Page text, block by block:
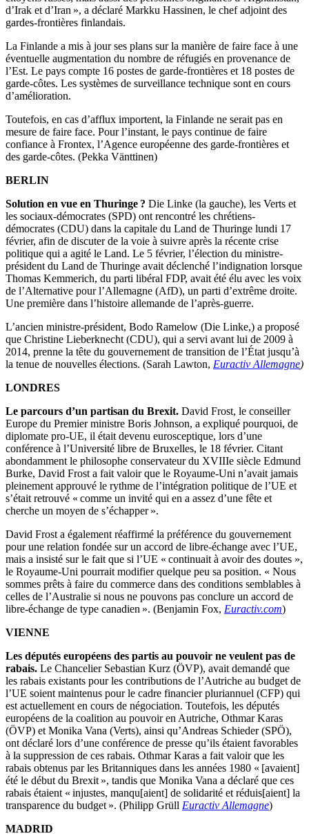
d’Irak et d’Iran », a déclaré Markku Hassinen, le chef adjoint des
gardes-frontières finlandais.
La Finlande a mis à jour ses plans sur la manière de faire face à une
éventuelle augmentation du nombre de réfugiés en provenance de
l’Est. Le pays compte 16 postes de garde-frontières et 18 postes de
garde-côtes. Les systèmes de surveillance technique sont en cours
d’amélioration.
Toutefois, en cas d’afflux importent, la Finlande ne serait pas en
mesure de faire face. Pour l’instant, le pays continue de faire
confiance à Frontex, l’Agence européenne des garde-frontières et
des garde-côtes. (Pekka Vänttinen)
BERLIN
Solution en vue en Thuringe ? Die Linke (la gauche), les Verts et
les sociaux-démocrates (SPD) ont rencontré les chrétiens-
démocrates (CDU) dans la capitale du Land de Thuringe lundi 17
février, afin de discuter de la voie à suivre après la récente crise
politique qui a agité le Land. Le 5 février, l’élection du ministre-
président du Land de Thuringe avait déclenché l’indignation lorsque
Thomas Kemmerich, du parti libéral FDP, avait été élu avec les voix
de l’Alternative pour l’Allemagne (AfD), un parti d’extrême droite.
Une première dans l’histoire allemande de l’après-guerre.
L’ancien ministre-président, Bodo Ramelow (Die Linke,) a proposé
que Christine Lieberknecht (CDU), qui a servi avant lui de 2009 à
2014, prenne la tête du gouvernement de transition de l’État jusqu’à
la tenue de nouvelles élections. (Sarah Lawton, Euractiv Allemagne)
LONDRES
Le parcours d’un partisan du Brexit. David Frost, le conseiller
Europe du Premier ministre Boris Johnson, a expliqué pourquoi, de
diplomate pro-UE, il était devenu eurosceptique, lors d’une
conférence à l’Université libre de Bruxelles, le 18 février. Citant
abondamment le philosophe conservateur du XVIIIe siècle Edmund
Burke, David Frost a fait valoir que le Royaume-Uni n’avait jamais
pleinement approuvé le rythme de l’intégration politique de l’UE et
s’était retrouvé « comme un invité qui en a assez d’une fête et
cherche un moyen de s’échapper ».
David Frost a également réaffirmé la préférence du gouvernement
pour une relation fondée sur un accord de libre-échange avec l’UE,
mais a insisté sur le fait que si l’UE « continuait à avoir des doutes »,
le Royaume-Uni pourrait modifier quelque peu sa position. « Nous
sommes prêts à faire du commerce dans des conditions semblables à
celles de l’Australie si nous ne pouvons pas conclure un accord de
libre-échange de type canadien ». (Benjamin Fox, Euractiv.com)
VIENNE
Les députés européens des partis au pouvoir ne veulent pas de
rabais. Le Chancelier Sebastian Kurz (ÖVP), avait demandé que
les rabais existants pour les contributions de l’Autriche au budget de
l’UE soient maintenus pour le cadre financier pluriannuel (CFP) qui
est actuellement en cours de négociation. Toutefois, les députés
européens de la coalition au pouvoir en Autriche, Othmar Karas
(ÖVP) et Monika Vana (Verts), ainsi qu’Andreas Schieder (SPÖ),
ont déclaré lors d’une conférence de presse qu’ils étaient favorables
à la suppression de ces rabais. Othmar Karas a fait valoir que les
rabais obtenus par les Britanniques dans les années 1980 « [avaient]
été le début du Brexit », tandis que Monika Vana a déclaré que ces
rabais étaient « injustes, manqu[aient] de solidarité et réduis[aient] la
transparence du budget ». (Philipp Grüll Euractiv Allemagne)
MADRID